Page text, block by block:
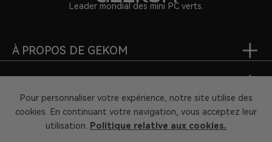
Leader mondial des mini PC verts.
À PROPOS DE GEKOM
PARTENARIAT
Pour personnaliser votre expérience, notre site utilise des
cookies. En continuant votre navigation, vous acceptez leur
utilisation. Politique relative aux cookies.